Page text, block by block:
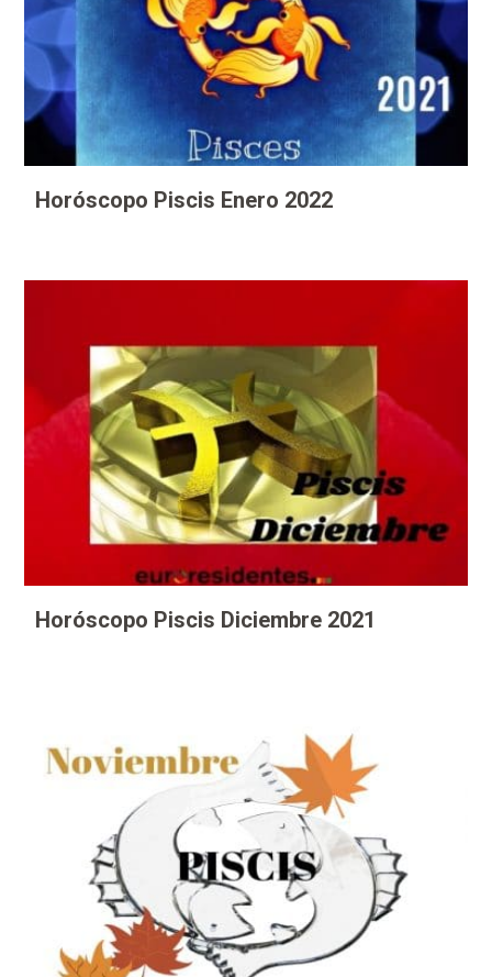
Horóscopo Piscis Enero 2022
Horóscopo Piscis Diciembre 2021